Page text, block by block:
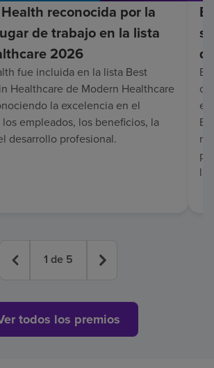
reconocida por la
de trabajo en la lista
2026
fue incluida en la lista Best
Healthcare de Modern Healthcare
la excelencia en el
empleados, los beneficios, la
desarrollo profesional.
1 de 5
todos los premios